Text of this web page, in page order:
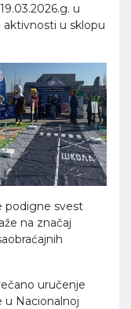
u
u sklopu
podigne svest
na značaj
uručenje
u Nacionalnoj